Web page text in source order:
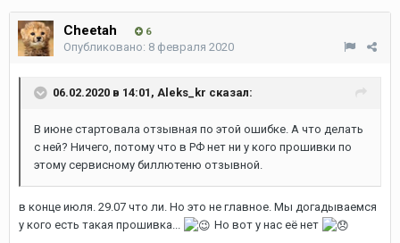
Cheetah 6
Опубликовано: 8 февраля 2020
06.02.2020 в 14:01, Aleks_kr сказал:
В июне стартовала отзывная по этой ошибке. А что делать
с ней? Ничего, потому что в РФ нет ни у кого прошивки по
этому сервисному биллютеню отзывной.
в конце июля. 29.07 что ли. Но это не главное. Мы догадываемся
у кого есть такая прошивка...
Но вот у нас её нет